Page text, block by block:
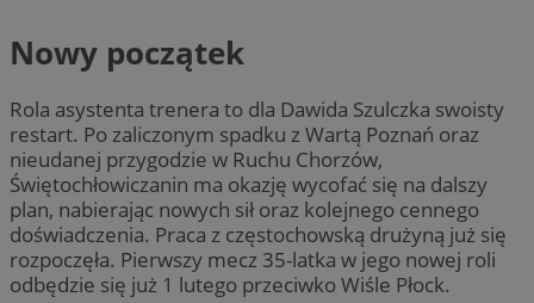
Nowy początek
Rola asystenta trenera to dla Dawida Szulczka swoisty
restart. Po zaliczonym spadku z Wartą Poznań oraz
nieudanej przygodzie w Ruchu Chorzów,
Świętochłowiczanin ma okazję wycofać się na dalszy
plan, nabierając nowych sił oraz kolejnego cennego
doświadczenia. Praca z częstochowską drużyną już się
rozpoczęła. Pierwszy mecz 35-latka w jego nowej roli
odbędzie się już 1 lutego przeciwko Wiśle Płock.